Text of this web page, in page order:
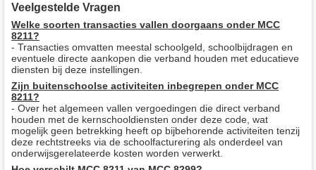
Veelgestelde Vragen
Welke soorten transacties vallen doorgaans onder MCC
8211?
- Transacties omvatten meestal schoolgeld, schoolbijdragen en
eventuele directe aankopen die verband houden met educatieve
diensten bij deze instellingen.
Zijn buitenschoolse activiteiten inbegrepen onder MCC
8211?
- Over het algemeen vallen vergoedingen die direct verband
houden met de kernschooldiensten onder deze code, wat
mogelijk geen betrekking heeft op bijbehorende activiteiten tenzij
deze rechtstreeks via de schoolfacturering als onderdeel van
onderwijsgerelateerde kosten worden verwerkt.